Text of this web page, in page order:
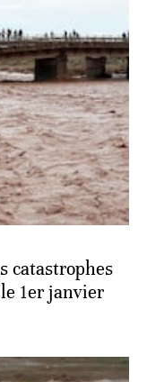
catastrophes
1er janvier